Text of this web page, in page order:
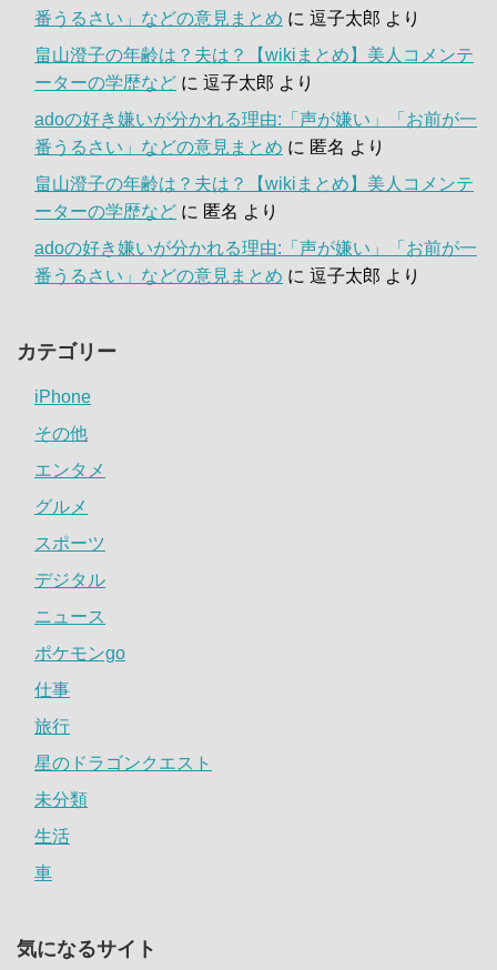
番うるさい」などの意見まとめ に 逗子太郎 より
畠山澄子の年齢は？夫は？【wikiまとめ】美人コメンテ
ーターの学歴など に 逗子太郎 より
adoの好き嫌いが分かれる理由:「声が嫌い」「お前が一
番うるさい」などの意見まとめ に 匿名 より
畠山澄子の年齢は？夫は？【wikiまとめ】美人コメンテ
ーターの学歴など に 匿名 より
adoの好き嫌いが分かれる理由:「声が嫌い」「お前が一
番うるさい」などの意見まとめ に 逗子太郎 より
カテゴリー
iPhone
その他
エンタメ
グルメ
スポーツ
デジタル
ニュース
ポケモンgo
仕事
旅行
星のドラゴンクエスト
未分類
生活
車
気になるサイト